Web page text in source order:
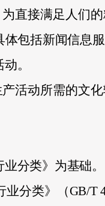
直接满足人们
包括新闻信息
。
活动所需的文
分类》为基础。
业分类》（GB/T